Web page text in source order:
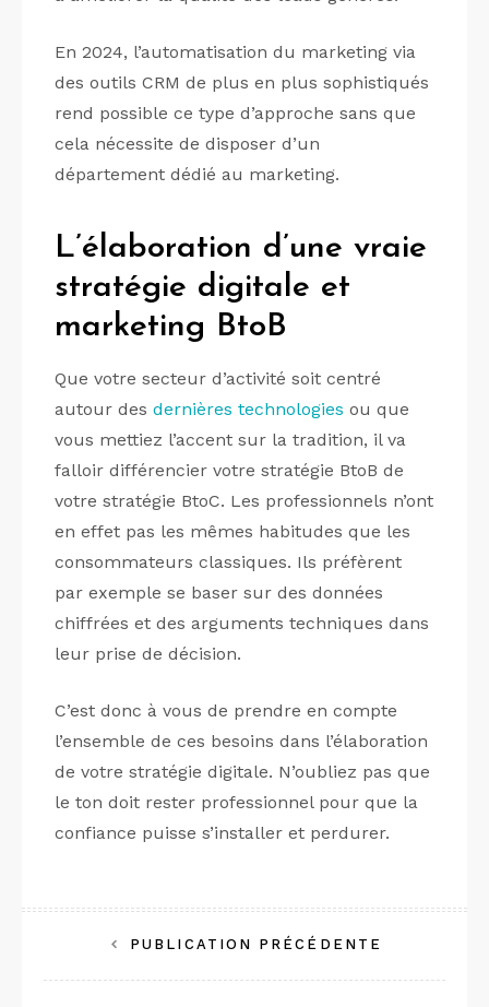
En 2024, l’automatisation du marketing via
des outils CRM de plus en plus sophistiqués
rend possible ce type d’approche sans que
cela nécessite de disposer d’un
département dédié au marketing.
L’élaboration d’une vraie
stratégie digitale et
marketing BtoB
Que votre secteur d’activité soit centré
autour des dernières technologies ou que
vous mettiez l’accent sur la tradition, il va
falloir différencier votre stratégie BtoB de
votre stratégie BtoC. Les professionnels n’ont
en effet pas les mêmes habitudes que les
consommateurs classiques. Ils préfèrent
par exemple se baser sur des données
chiffrées et des arguments techniques dans
leur prise de décision.
C’est donc à vous de prendre en compte
l’ensemble de ces besoins dans l’élaboration
de votre stratégie digitale. N’oubliez pas que
le ton doit rester professionnel pour que la
confiance puisse s’installer et perdurer.
Navigation
de
PUBLICATION PRÉCÉDENTE